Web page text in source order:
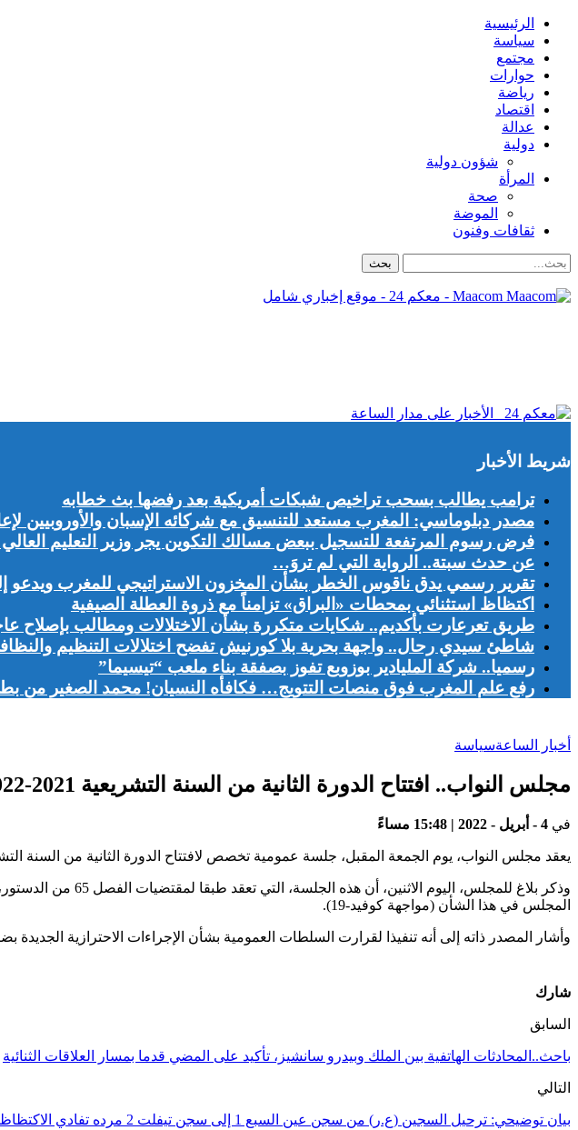
الرئيسية
سياسة
مجتمع
حوارات
رياضة
اقتصاد
عدالة
دولية
شؤون دولية
المرأة
صحة
الموضة
ثقافات وفنون
Maacom - معكم 24 - موقع إخباري شامل
شريط الأخبار
ترامب يطالب بسحب تراخيص شبكات أمريكية بعد رفضها بث خطابه
مصدر دبلوماسي: المغرب مستعد للتنسيق مع شركائه الإسبان والأوروبيين
فرض رسوم المرتفعة للتسجيل ببعض مسالك التكوين يجر وزير التعليم العالي
عن حدث سبتة.. الرواية التي لم تروَ…
تقرير رسمي يدق ناقوس الخطر بشأن المخزون الاستراتيجي للمغرب ويدعو
اكتظاظ استثنائي بمحطات «البراق» تزامناً مع ذروة العطلة الصيفية
طريق تعرعارت بأكديم.. شكايات متكررة بشأن الاختلالات ومطالب بإصلاح
شاطئ سيدي رحال.. واجهة بحرية بلا كورنيش تفضح اختلالات التنظيم
رسميا.. شركة المليادير بوزوبع تفوز بصفقة بناء ملعب “تيسيما”
رفع علم المغرب فوق منصات التتويج… فكافأه النسيان! محمد الصغير من
أخبار الساعةسياسة
مجلس النواب.. افتتاح الدورة الثانية من السنة التشريعية 2021-2022 يوم الجمعة المقبل
في 4 - أبريل - 2022 | 15:48 مساءً
يعقد مجلس النواب، يوم الجمعة المقبل، جلسة عمومية تخصص لافتتاح الدورة الثانية من السنة التشريعية
وذكر بلاغ للمجلس،
المجلس في هذا الشأن (مواجهة كوفيد-19).
وأشار المصدر ذاته إلى أنه تنفيذا لقرارت السلطات العمومية بشأن الإجراءات الاحترازية الجديدة
شارك
السابق
باحث..المحادثات الهاتفية بين الملك وبيدرو سانشيز، تأكيد على المضي قدما بمسار العلاقات الثنائية
التالي
بيان توضيحي: ترحيل السجين (ع.ر) من سجن عين السبع 1 إلى سجن تيفلت 2 مرده تفادي الاكتظاظ